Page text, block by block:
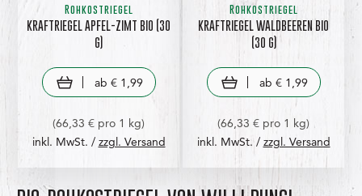
Rohkostriegel
KRAFTRIEGEL APFEL-ZIMT BIO (30
G)
view product
ab € 1,99
(66,33 € pro 1 kg)
inkl. MwSt. / zzgl. Versand
Rohkostriegel
KRAFTRIEGEL WALDBEEREN BIO
(30 G)
view product
ab € 1,99
(66,33 € pro 1 kg)
inkl. MwSt. / zzgl. Versand